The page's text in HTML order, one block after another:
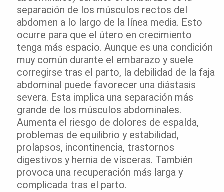
separación de los músculos rectos del
abdomen a lo largo de la línea media. Esto
ocurre para que el útero en crecimiento
tenga más espacio. Aunque es una condición
muy común durante el embarazo y suele
corregirse tras el parto, la debilidad de la faja
abdominal puede favorecer una diástasis
severa. Esta implica una separación más
grande de los músculos abdominales.
Aumenta el riesgo de dolores de espalda,
problemas de equilibrio y estabilidad,
prolapsos, incontinencia, trastornos
digestivos y hernia de vísceras. También
provoca una recuperación más larga y
complicada tras el parto.